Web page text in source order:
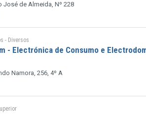
José de Almeida, Nº 228
- Diversos
- Electrónica de Consumo e
Namora, 256, 4º A